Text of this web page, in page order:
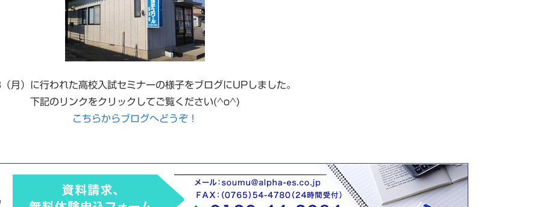
月）に行われた高校入試セミナーの様子をブログにUPしました。
下記のリンクをクリックしてご覧ください(^o^)
こちらからブログへどうぞ！